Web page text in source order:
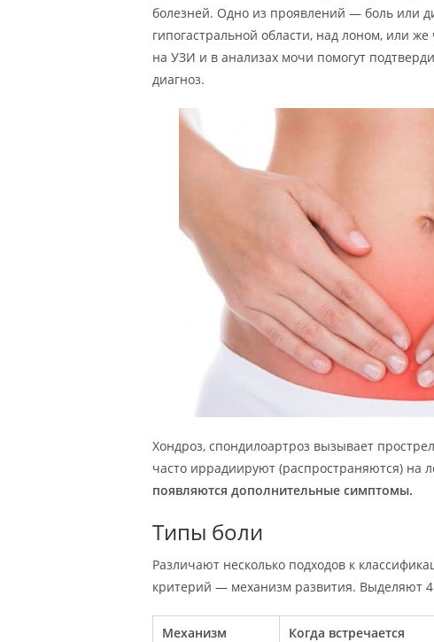
болезней. Одно из проявлений — боль или
гипогастральной области, над лоном, или
на УЗИ и в анализах мочи помогут
диагноз.
Хондроз, спондилоартроз вызывает
часто иррадиируют (распространяются) на
появляются дополнительные симптомы.
Типы боли
Различают несколько подходов к
критерий — механизм развития. Выделяют
Механизм
Когда встречается